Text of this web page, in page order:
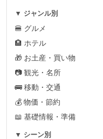
▼ ジャンル別
🍔 グルメ
🏨 ホテル
🎁 お土産・買い物
📷 観光・名所
🚌 移動・交通
💰 物価・節約
📖 基礎情報・準備
▼ シーン別